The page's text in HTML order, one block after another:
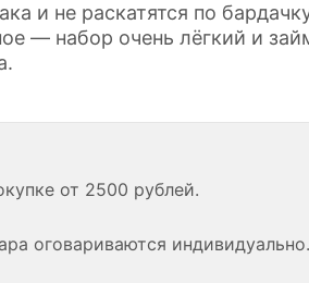
и не раскатятся по
— набор очень лёгкий и
от 2500 рублей.
оговариваются индивидуально.